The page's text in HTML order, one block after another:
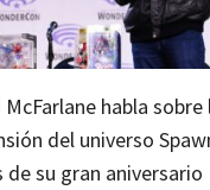
habla sobre
del universo
de su gran aniversario